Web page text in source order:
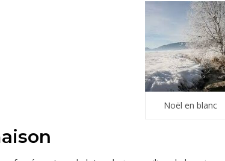
Noël en blanc